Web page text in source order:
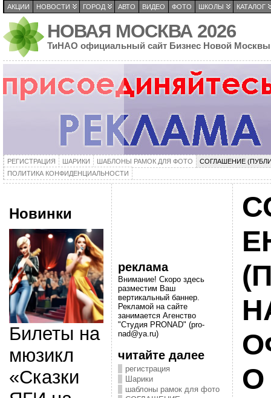
АКЦИИ НОВОСТИ ГОРОД АВТО ВИДЕО ФОТО ШКОЛЫ КАТАЛОГ
НОВАЯ МОСКВА 2026
ТиНАО официальный сайт Бизнес Новой Москвы
РЕГИСТРАЦИЯ ШАРИКИ ШАБЛОНЫ РАМОК ДЛЯ ФОТО
СОГЛАШЕНИЕ
ПОЛИТИКА КОНФИДЕНЦИАЛЬНОСТИ
Новинки
Билеты на
мюзикл
«Сказки
реклама
Внимание! Скоро здесь
разместим Ваш
вертикальный баннер.
Рекламой на сайте
занимается Агенство
"Студия PRONAD" (pro-
nad@ya.ru)
читайте далее
регистрация
Шарики
шаблоны рамок для фото
О